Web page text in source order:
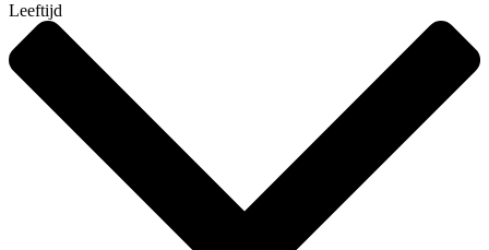
Leeftijd